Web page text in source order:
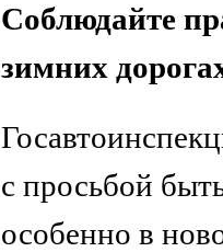
Соблюдайте
зимних
с просьбой
особенно в